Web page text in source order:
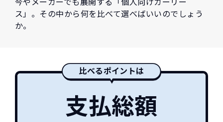
ス」。その中から何を比べて選べばいいのでしょう
か。
比べるポイントは
支払総額